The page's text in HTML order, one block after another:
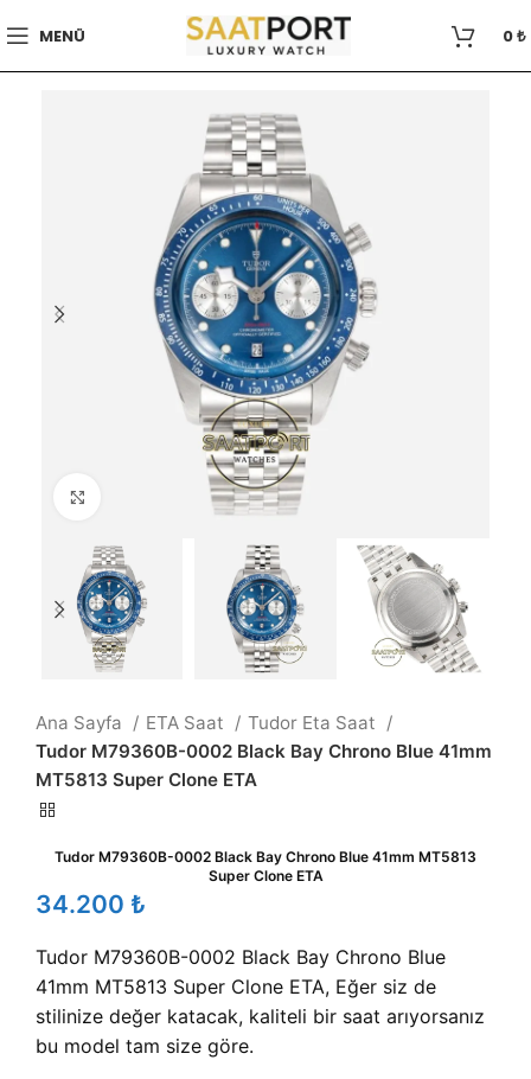
MENÜ 0₺
Büyütmek için tıklayın
Ana Sayfa ETA Saat
Tudor Eta Saat
Tudor M79360B-0002 Black Bay Chrono Blue 41mm
MT5813 Super Clone ETA
Tudor M79360B-0002 Black Bay Chrono Blue 41mm MT5813
Super Clone ETA
₺
Tudor M79360B-0002 Black Bay Chrono Blue
41mm MT5813 Super Clone ETA, Eğer siz de
stilinize değer katacak, kaliteli bir saat arıyorsanız
bu model tam size göre.